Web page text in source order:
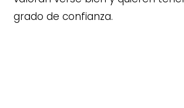
grado de confianza.